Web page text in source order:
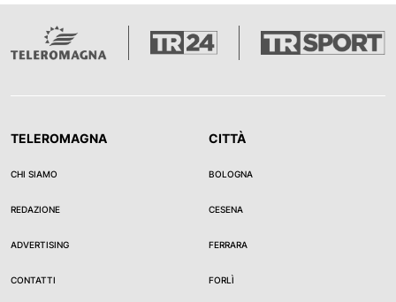
TELEROMAGNA
CHI SIAMO
REDAZIONE
ADVERTISING
CONTATTI
CITTÀ
BOLOGNA
CESENA
FERRARA
FORLÌ